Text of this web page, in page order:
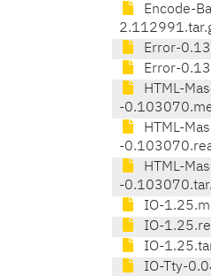
Encode-
Error-
Error-
HTML-
-
HTML-
-
HTML-
-
IO-
IO-
IO-
IO-Tty-